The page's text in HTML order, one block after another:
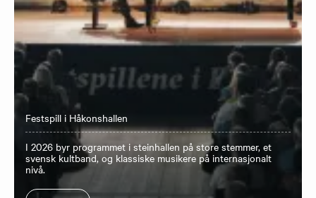
Festspill i Håkonshallen
I 2026 byr programmet i steinhallen på store stemmer, et
svensk kultband, og klassiske musikere på internasjonalt
nivå.